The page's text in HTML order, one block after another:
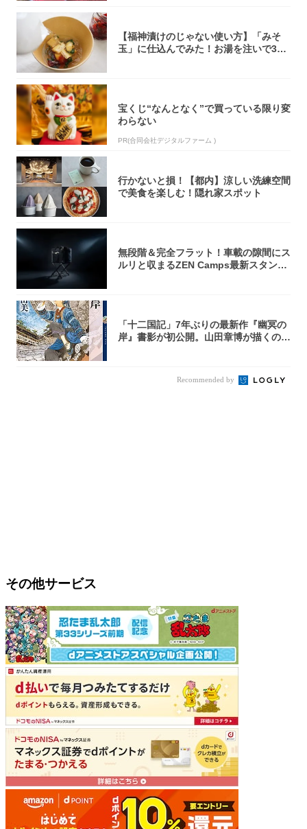
【福神漬けのじゃない使い方】「みそ
玉」に仕込んでみた！お湯を注いで30
宝くじ“なんとなく”で買っている限り変
わらない
PR(合同会社デジタルファーム )
行かないと損！【都内】涼しい洗練空間
で美食を楽しむ！隠れ家スポット
無段階＆完全フラット！車載の隙間にス
ルリと収まるZEN Camps最新スタンド
「十二国記」7年ぶりの最新作『幽冥の
岸』書影が初公開。山田章博が描くのは
Recommended by
その他サービス